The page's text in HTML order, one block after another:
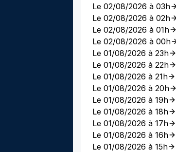
Le 02/08/2026 à 03h
Le 02/08/2026 à 02h
Le 02/08/2026 à 01h
Le 02/08/2026 à 00h
Le 01/08/2026 à 23h
Le 01/08/2026 à 22h
Le 01/08/2026 à 21h
Le 01/08/2026 à 20h
Le 01/08/2026 à 19h
Le 01/08/2026 à 18h
Le 01/08/2026 à 17h
Le 01/08/2026 à 16h
Le 01/08/2026 à 15h